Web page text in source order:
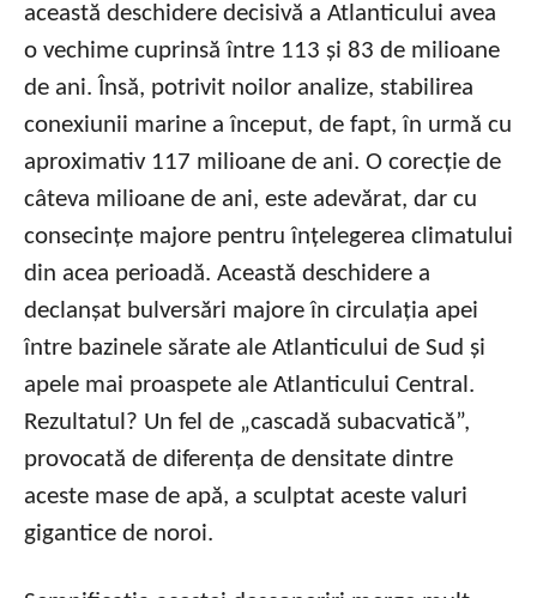
această deschidere decisivă a Atlanticului avea
o vechime cuprinsă între 113 și 83 de milioane
de ani. Însă, potrivit noilor analize, stabilirea
conexiunii marine a început, de fapt, în urmă cu
aproximativ 117 milioane de ani. O corecție de
câteva milioane de ani, este adevărat, dar cu
consecințe majore pentru înțelegerea climatului
din acea perioadă. Această deschidere a
declanșat bulversări majore în circulația apei
între bazinele sărate ale Atlanticului de Sud și
apele mai proaspete ale Atlanticului Central.
Rezultatul? Un fel de „cascadă subacvatică”,
provocată de diferența de densitate dintre
aceste mase de apă, a sculptat aceste valuri
gigantice de noroi.